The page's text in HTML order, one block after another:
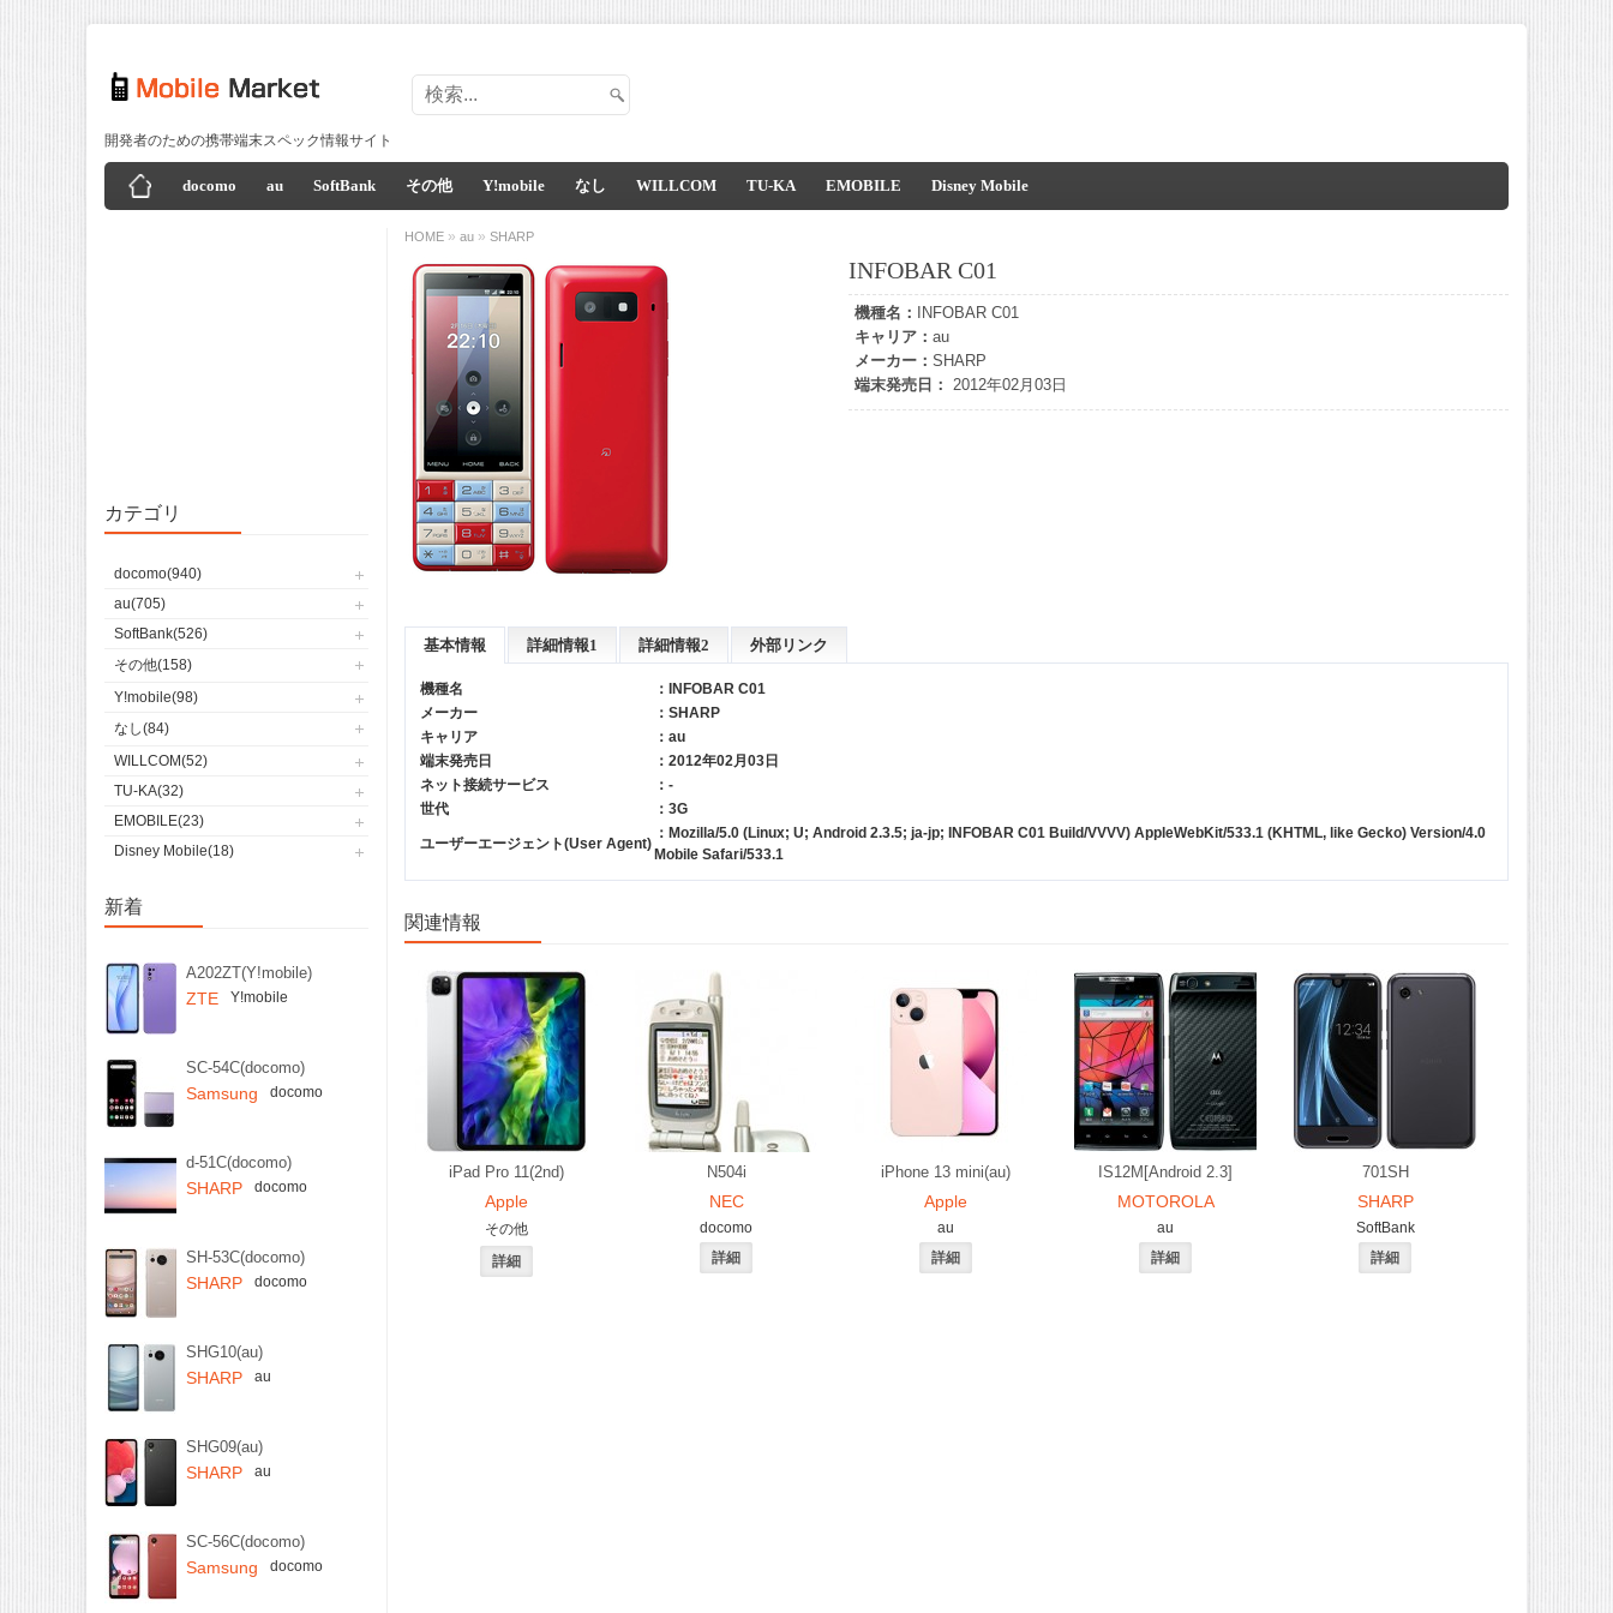
開発者のための携帯端末スペック情報サイト
docomo au SoftBank その他 Y!mobile なし WILLCOM TU-KA EMOBILE Disney Mobile
カテゴリ
docomo(940)
au(705)
SoftBank(526)
その他(158)
Y!mobile(98)
なし(84)
WILLCOM(52)
TU-KA(32)
EMOBILE(23)
Disney Mobile(18)
新着
A202ZT(Y!mobile)
ZTE Y!mobile
SC-54C(docomo)
Samsung docomo
d-51C(docomo)
SHARP docomo
SH-53C(docomo)
SHARP docomo
SHG10(au)
SHARP au
SHG09(au)
SHARP au
SC-56C(docomo)
Samsung docomo
HOME » au » SHARP
INFOBAR C01
機種名：
INFOBAR C01
キャリア： au
メーカー： SHARP
端末発売日： 2012年02月03日
基本情報 詳細情報1 詳細情報2 外部リンク
機種名
：INFOBAR C01
メーカー
： SHARP
キャリア
： au
端末発売日
：2012年02月03日
ネット接続サービス
：-
世代
：3G
ユーザーエージェント(User Agent)
：Mozilla/5.0 (Linux; U; Android 2.3.5; ja-jp; INFOBAR C01 Build/VVVV) AppleWebKit/533.1 (KHTML, like Gecko) Version/4.0
Mobile Safari/533.1
関連情報
iPad Pro 11(2nd)
Apple
その他
N504i
NEC
docomo
iPhone 13 mini(au)
Apple
au
IS12M[Android 2.3]
MOTOROLA
au
701SH
SHARP
SoftBank